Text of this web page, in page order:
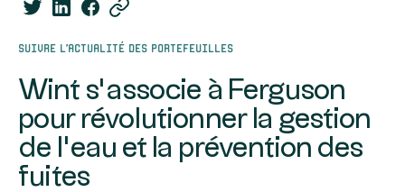
Suivre l’actualité des portefeuilles
Wint s’associe à Ferguson
pour révolutionner la gestion
de l’eau et la prévention des
fuites